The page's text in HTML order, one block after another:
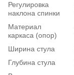
Регулировка
наклона спинки
Материал
каркаса (опор)
Ширина стула
Глубина стула